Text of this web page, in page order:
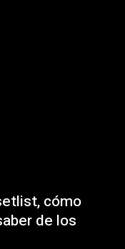
cómo
de los